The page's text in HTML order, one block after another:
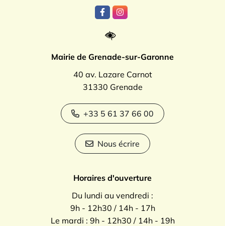
Lien vers le compte Facebook
Lien vers le compte
Mairie de Grenade-sur-Garonne
40 av. Lazare Carnot
31330 Grenade
+33 5 61 37 66 00
Nous écrire
Horaires d'ouverture
Du lundi au vendredi :
9h - 12h30 / 14h - 17h
Le mardi : 9h - 12h30 / 14h - 19h